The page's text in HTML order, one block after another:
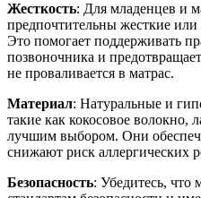
Жесткость: Для младенцев и
предпочтительны жесткие или
Это помогает поддерживать
позвоночника и
не проваливается в матрас.
Материал: Натуральные и
такие как кокосовое волокно,
лучшим выбором. Они
снижают риск аллергических
Безопасность: Убедитесь, что